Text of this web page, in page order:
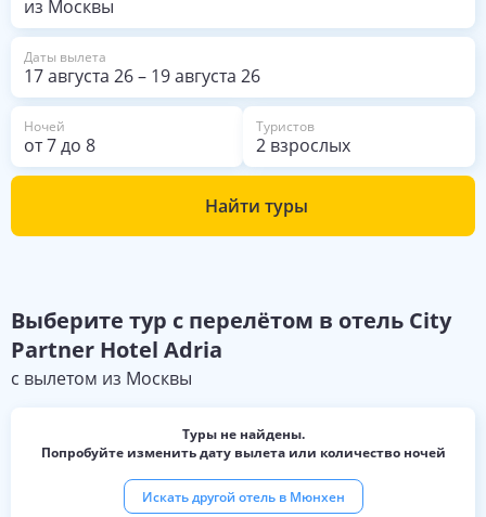
Даты вылета
17 августа 26– 19 августа 26
Ночей
от7до 8
Туристов
2 взрослых
Найти туры
Выберите тур с перелётом в отель City
Partner Hotel Adria
с вылетом из Москвы
Туры не найдены.
Попробуйте изменить дату вылета или количество ночей
Искать другой отель в Мюнхен